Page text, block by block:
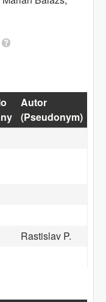
Autor
(Pseudonym)
Rastislav P.